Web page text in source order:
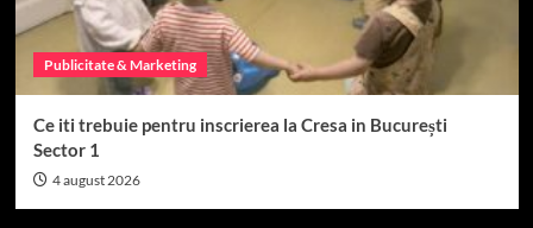
Publicitate & Marketing
Ce iti trebuie pentru inscrierea la Cresa in București
Sector 1
4 august 2026